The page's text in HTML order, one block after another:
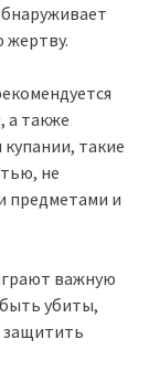
жертву.
а также
такие
не
предметами и
важную
убиты,
защитить